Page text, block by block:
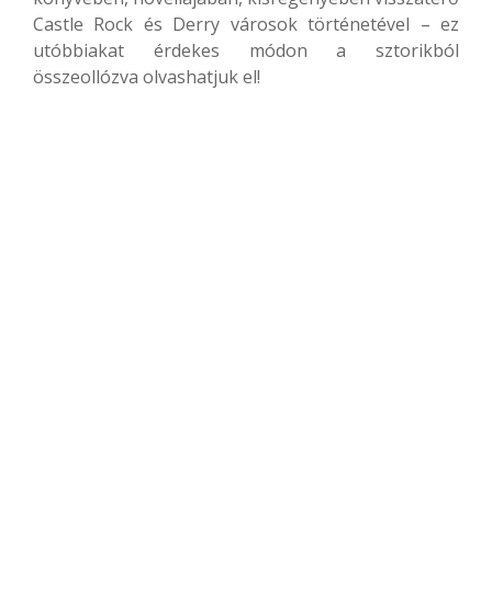
Castle Rock és Derry városok történetével – ez
utóbbiakat érdekes módon a sztorikból
összeollózva olvashatjuk el!